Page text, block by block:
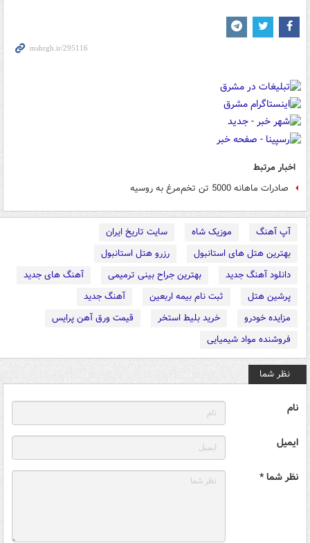
اخبار مرتبط
صادرات ماهانه 5000 تن تخم‌مرغ به روسیه
آپ آهنگ موزیک شاه
سایت تاریخ ایران
بهترین هتل های استانبول
رزرو هتل استانبول
دانلود آهنگ جدید
بهترین جراح بینی ترمیمی
آهنگ های جدید
پرشین هتل
ثبت نام بیمه اربعین
آهنگ جدید
مزایده خودرو
خرید بلیط استخر
قیمت ورق آهن پرایس
فروشنده مواد شیمیایی
نظر شما
نام
ایمیل
نظر شما *